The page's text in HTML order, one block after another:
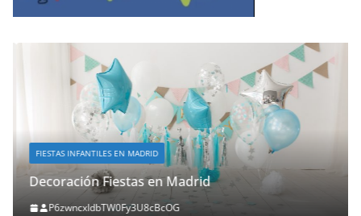
FIESTAS INFANTILES EN MADRID
Decoración Fiestas en Madrid
P6zwncxIdbTW0Fy3U8cBcOG